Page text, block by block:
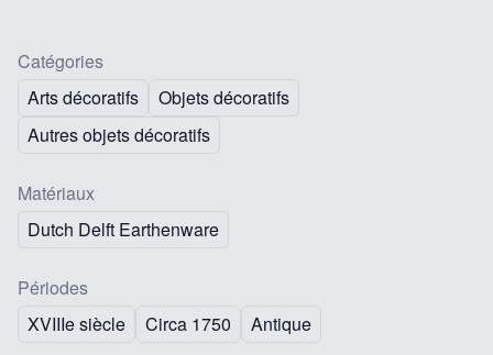
Catégories
Arts décoratifs
Objets décoratifs
Autres objets décoratifs
Matériaux
Dutch Delft Earthenware
Périodes
XVIIIe siècle
Circa 1750 Antique